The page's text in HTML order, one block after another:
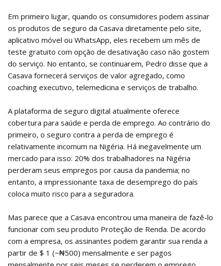
Em primeiro lugar, quando os consumidores podem assinar
os produtos de seguro da Casava diretamente pelo site,
aplicativo móvel ou WhatsApp, eles recebem um mês de
teste gratuito com opção de desativação caso não gostem
do serviço. No entanto, se continuarem, Pedro disse que a
Casava fornecerá serviços de valor agregado, como
coaching executivo, telemedicina e serviços de trabalho.
A plataforma de seguro digital atualmente oferece
cobertura para saúde e perda de emprego. Ao contrário do
primeiro, o seguro contra a perda de emprego é
relativamente incomum na Nigéria. Há inegavelmente um
mercado para isso: 20% dos trabalhadores na Nigéria
perderam seus empregos por causa da pandemia; no
entanto, a impressionante taxa de desemprego do país
coloca muito risco para a seguradora.
Mas parece que a Casava encontrou uma maneira de fazê-lo
funcionar com seu produto Proteção de Renda. De acordo
com a empresa, os assinantes podem garantir sua renda a
partir de $ 1 (~₦500) mensalmente e ser pagos